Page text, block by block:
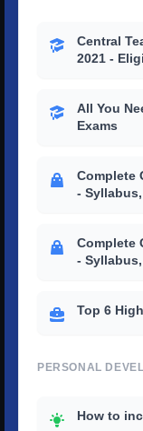
Central
2021 -
All You
Exams
Complete
-
Complete
-
Top 6
PERSONAL
How to